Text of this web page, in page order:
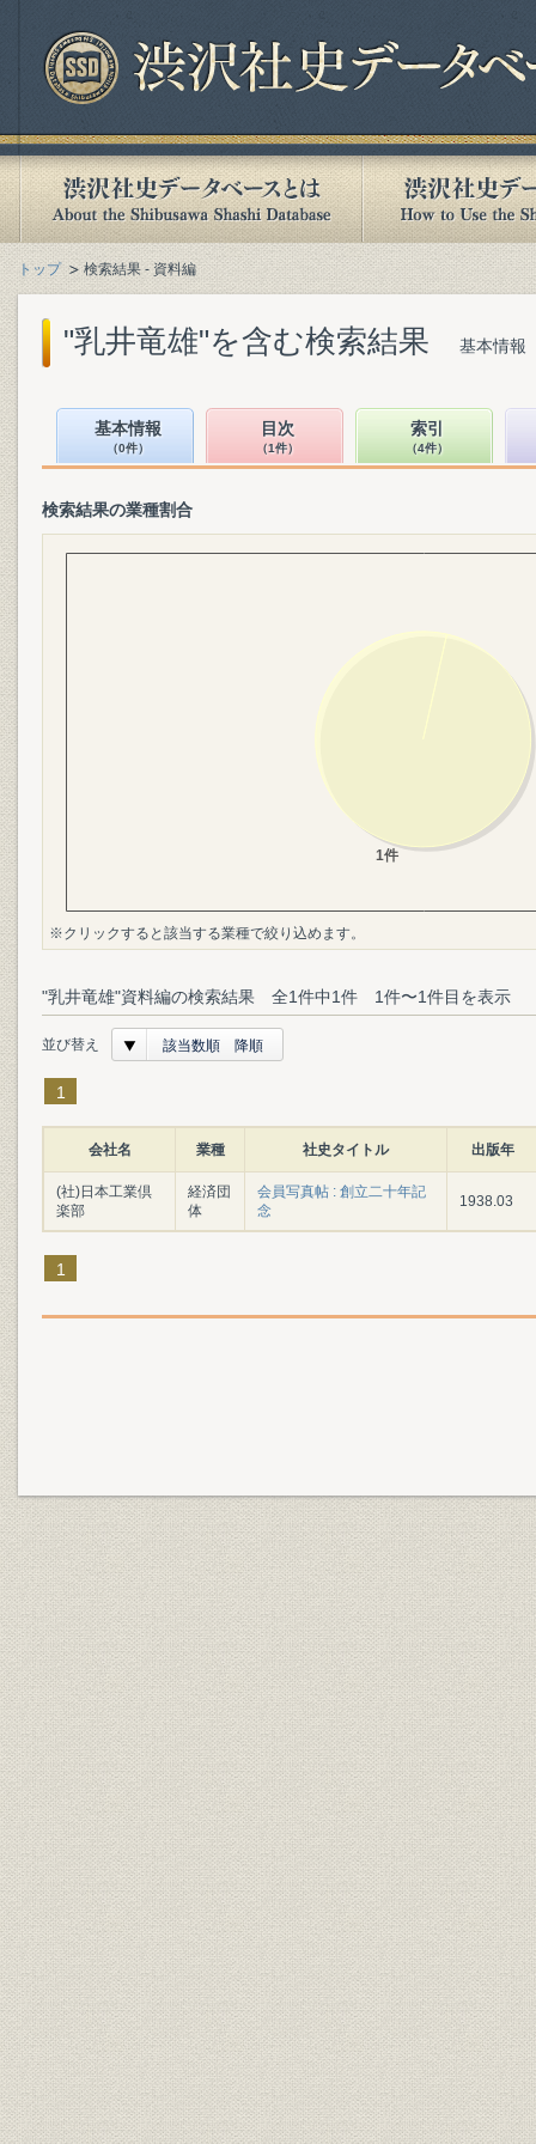
トップ 検索結果 - 資料編
"乳井竜雄"を含む検索結果 基本情報
基本情報
（0件）
目次
（1件）
索引
（4件）
検索結果の業種割合
※クリックすると該当する業種で絞り込めます。
"乳井竜雄"資料編の検索結果 全1件中1件 1件〜1件目を表示
並び替え 該当数順 降順
1
会社名 業種 社史タイトル 出版年
(社)日本工業倶
楽部
経済団
体
会員写真帖 : 創立二十年記
念
1938.03
1